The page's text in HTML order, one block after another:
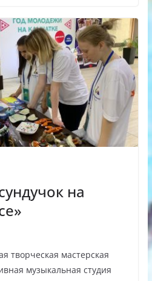
на
творческая мастерская
музыкальная студия